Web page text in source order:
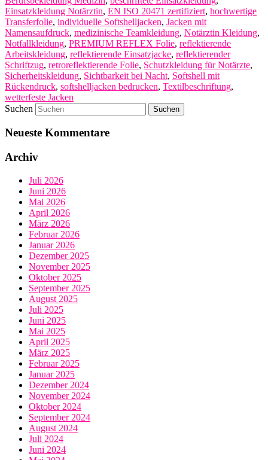
Einsatzkleidung Notärztin, EN ISO 20471 zertifiziert, hochwertige
Transferfolie, individuelle Softshelljacken, Jacken mit
Namensaufdruck, medizinische Teamkleidung, Notärztin Kleidung,
Notfallkleidung, PREMIUM REFLEX Folie, reflektierende
Arbeitskleidung, reflektierende Einsatzjacke, reflektierender
Schriftzug, retroreflektierende Folie, Schutzkleidung für Notärzte,
Sicherheitskleidung, Sichtbarkeit bei Nacht, Softshell mit
Rückendruck, softshelljacken bedrucken, Textilbeschriftung,
wetterfeste Jacken
Suchen
Neueste Kommentare
Archiv
Juli 2026
Juni 2026
Mai 2026
April 2026
März 2026
Februar 2026
Januar 2026
Dezember 2025
November 2025
Oktober 2025
September 2025
August 2025
Juli 2025
Juni 2025
Mai 2025
April 2025
März 2025
Februar 2025
Januar 2025
Dezember 2024
November 2024
Oktober 2024
September 2024
August 2024
Juli 2024
Juni 2024